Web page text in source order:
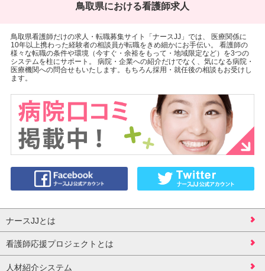
鳥取県における看護師求人
鳥取県看護師だけの求人・転職募集サイト「ナースJJ」では、 医療関係に
10年以上携わった経験者の相談員が転職をきめ細かにお手伝い。 看護師の
様々な転職の条件や環境（今すぐ・余裕をもって・地域限定など）を3つの
システムを柱にサポート。 病院・企業への紹介だけでなく、気になる病院・
医療機関への問合せもいたします。もちろん採用・就任後の相談もお受けし
ます。
ナースJJとは
看護師応援プロジェクトとは
人材紹介システム